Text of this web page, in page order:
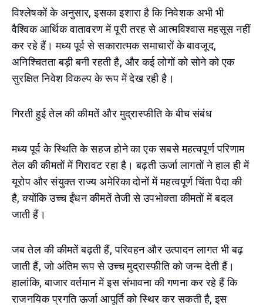
विश्लेषकों के अनुसार, इसका इशारा है कि निवेशक अभी भी
वैश्विक आर्थिक वातावरण में पूरी तरह से आत्मविश्वास महसूस नहीं
कर रहे हैं। मध्य पूर्व से सकारात्मक समाचारों के बावजूद,
अनिश्चितता बड़ी बनी रहती है, और कई लोगों को सोने को एक
सुरक्षित निवेश विकल्प के रूप में देख रही है।
गिरती हुई तेल की कीमतें और मुद्रास्फीति के बीच संबंध
मध्य पूर्व के स्थिति के सहज होने का एक सबसे महत्वपूर्ण परिणाम
तेल की कीमतों में गिरावट रहा है। बढ़ती ऊर्जा लागतों ने हाल ही में
यूरोप और संयुक्त राज्य अमेरिका दोनों में महत्वपूर्ण चिंता पैदा की
है, क्योंकि उच्च ईंधन कीमतें तेजी से उपभोक्ता कीमतों में बदल
जाती हैं।
जब तेल की कीमतें बढ़ती हैं, परिवहन और उत्पादन लागत भी बढ़
जाती हैं, जो अंतिम रूप से उच्च मुद्रास्फीति को जन्म देती हैं।
हालांकि, बाजार वर्तमान में इस संभावना की गणना कर रहे हैं कि
राजनयिक प्रगति ऊर्जा आपूर्ति को स्थिर कर सकती है, इस